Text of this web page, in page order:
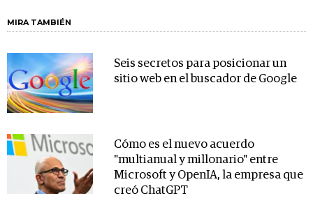
MIRA TAMBIÉN
Seis secretos para posicionar un
sitio web en el buscador de Google
Cómo es el nuevo acuerdo
"multianual y millonario" entre
Microsoft y OpenIA, la empresa que
creó ChatGPT